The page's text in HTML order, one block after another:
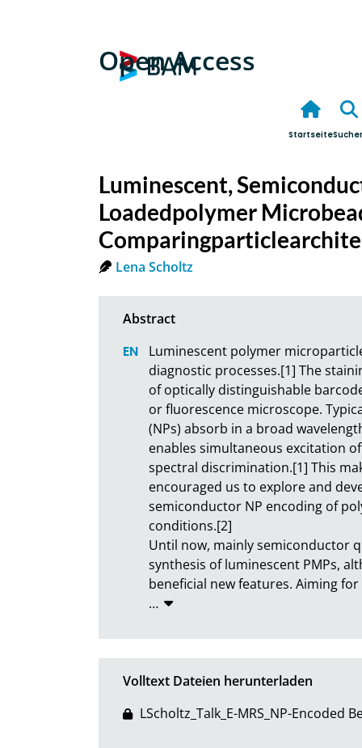
Open Access
Startseite
Luminescent,
Loadedpolymer
Lena Scholtz
Luminescent polymer
diagnostic processes.[1] The
of optically distinguishable
or fluorescence microscope.
(NPs) absorb in a broad
enables simultaneous excitation
spectral discrimination.[1] This
encouraged us to explore and
semiconductor NP encoding of
conditions.[2]
Until now, mainly semiconductor
synthesis of luminescent PMPs,
beneficial new features. Aiming
…
Volltext Dateien herunterladen
LScholtz_Talk_E-MRS_NP-Encoded